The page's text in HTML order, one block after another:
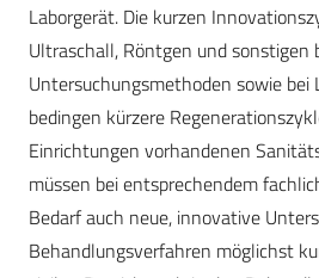
Laborgerät. Die kurzen
Ultraschall, Röntgen und sonstigen
Untersuchungsmethoden sowie
bedingen kürzere
Einrichtungen vorhandenen
müssen bei entsprechendem
Bedarf auch neue, innovative
Behandlungsverfahren möglichst